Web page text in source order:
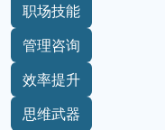
职场技能
管理咨询
效率提升
思维武器